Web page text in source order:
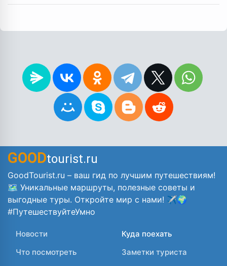
GOODtourist.ru
GoodTourist.ru – ваш гид по лучшим путешествиям!
🗺️ Уникальные маршруты, полезные советы и
выгодные туры. Откройте мир с нами! ✈️🌍
#ПутешествуйтеУмно
Новости
Куда поехать
Что посмотреть
Заметки туриста